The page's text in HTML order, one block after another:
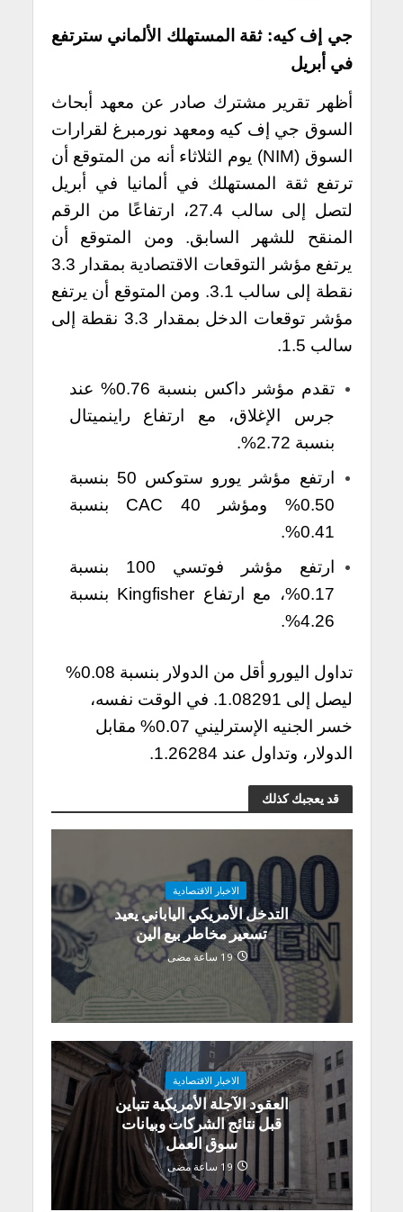
جي إف كيه: ثقة المستهلك الألماني سترتفع
في أبريل
أظهر تقرير مشترك صادر عن معهد أبحاث
السوق جي إف كيه ومعهد نورمبرغ لقرارات
السوق (NIM) يوم الثلاثاء أنه من المتوقع أن
ترتفع ثقة المستهلك في ألمانيا في أبريل
لتصل إلى سالب 27.4، ارتفاعًا من الرقم
المنقح للشهر السابق. ومن المتوقع أن
يرتفع مؤشر التوقعات الاقتصادية بمقدار 3.3
نقطة إلى سالب 3.1. ومن المتوقع أن يرتفع
مؤشر توقعات الدخل بمقدار 3.3 نقطة إلى
سالب 1.5.
تقدم مؤشر داكس بنسبة 0.76% عند
جرس الإغلاق، مع ارتفاع راينميتال
بنسبة 2.72%.
ارتفع مؤشر يورو ستوكس 50 بنسبة
0.50% ومؤشر CAC 40 بنسبة
0.41%.
ارتفع مؤشر فوتسي 100 بنسبة
0.17%، مع ارتفاع Kingfisher بنسبة
4.26%.
تداول اليورو أقل من الدولار بنسبة 0.08%
ليصل إلى 1.08291. في الوقت نفسه،
خسر الجنيه الإسترليني 0.07% مقابل
الدولار، وتداول عند 1.26284.
قد يعجبك كذلك
الاخبار الاقتصادية
التدخل الأمريكي الياباني يعيد
تسعير مخاطر بيع الين
19 ساعة مضى
الاخبار الاقتصادية
العقود الآجلة الأمريكية تتباين
قبل نتائج الشركات وبيانات
سوق العمل
19 ساعة مضى